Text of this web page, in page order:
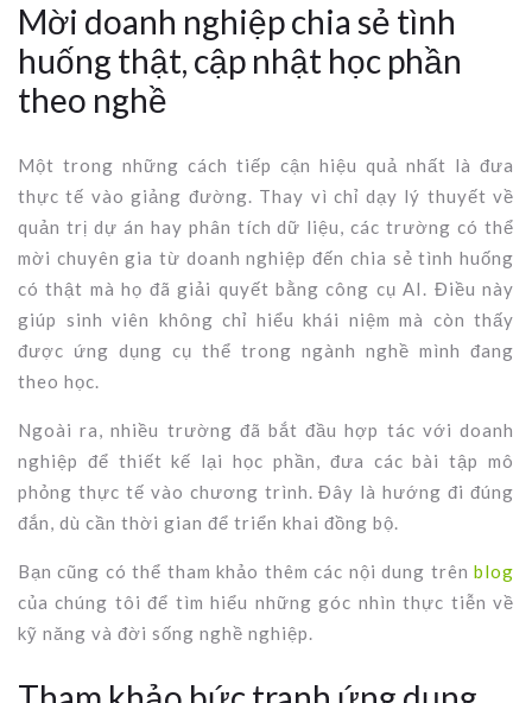
Mời doanh nghiệp chia sẻ tình
huống thật, cập nhật học phần
theo nghề
Một trong những cách tiếp cận hiệu quả nhất là đưa
thực tế vào giảng đường. Thay vì chỉ dạy lý thuyết về
quản trị dự án hay phân tích dữ liệu, các trường có thể
mời chuyên gia từ doanh nghiệp đến chia sẻ tình huống
có thật mà họ đã giải quyết bằng công cụ AI. Điều này
giúp sinh viên không chỉ hiểu khái niệm mà còn thấy
được ứng dụng cụ thể trong ngành nghề mình đang
theo học.
Ngoài ra, nhiều trường đã bắt đầu hợp tác với doanh
nghiệp để thiết kế lại học phần, đưa các bài tập mô
phỏng thực tế vào chương trình. Đây là hướng đi đúng
đắn, dù cần thời gian để triển khai đồng bộ.
Bạn cũng có thể tham khảo thêm các nội dung trên blog
của chúng tôi để tìm hiểu những góc nhìn thực tiễn về
kỹ năng và đời sống nghề nghiệp.